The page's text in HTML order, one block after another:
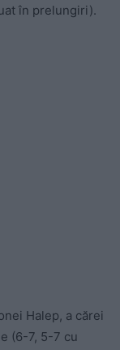
în prelungiri).
Halep, a cărei
(6-7, 5-7 cu